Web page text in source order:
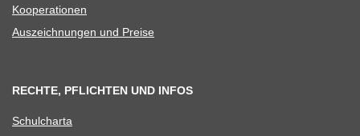
Koope­ra­tio­nen
Aus­zeich­nun­gen und Preise
RECHTE, PFLICHTEN UND INFOS
Schul­charta